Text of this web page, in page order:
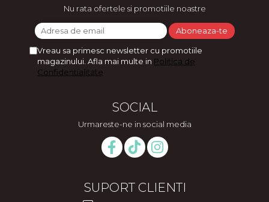
Nu rata ofertele si promotiile noastre
Vreau sa primesc newsletter cu promotiile
magazinului. Afla mai multe in Politica de
Confidentialitate
SOCIAL
Urmareste-ne in social media
SUPORT CLIENTI